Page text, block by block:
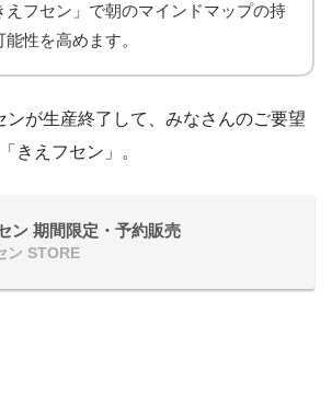
えフセン」で朝のマインドマップの持
能性を高めます。
ンが生産終了して、みなさんのご要望
きえフセン」。
ン 期間限定・予約販売
ン STORE